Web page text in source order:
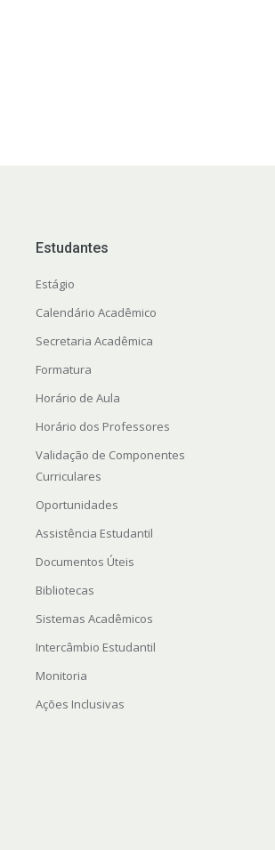
Estudantes
Estágio
Calendário Acadêmico
Secretaria Acadêmica
Formatura
Horário de Aula
Horário dos Professores
Validação de Componentes
Curriculares
Oportunidades
Assistência Estudantil
Documentos Úteis
Bibliotecas
Sistemas Acadêmicos
Intercâmbio Estudantil
Monitoria
Ações Inclusivas